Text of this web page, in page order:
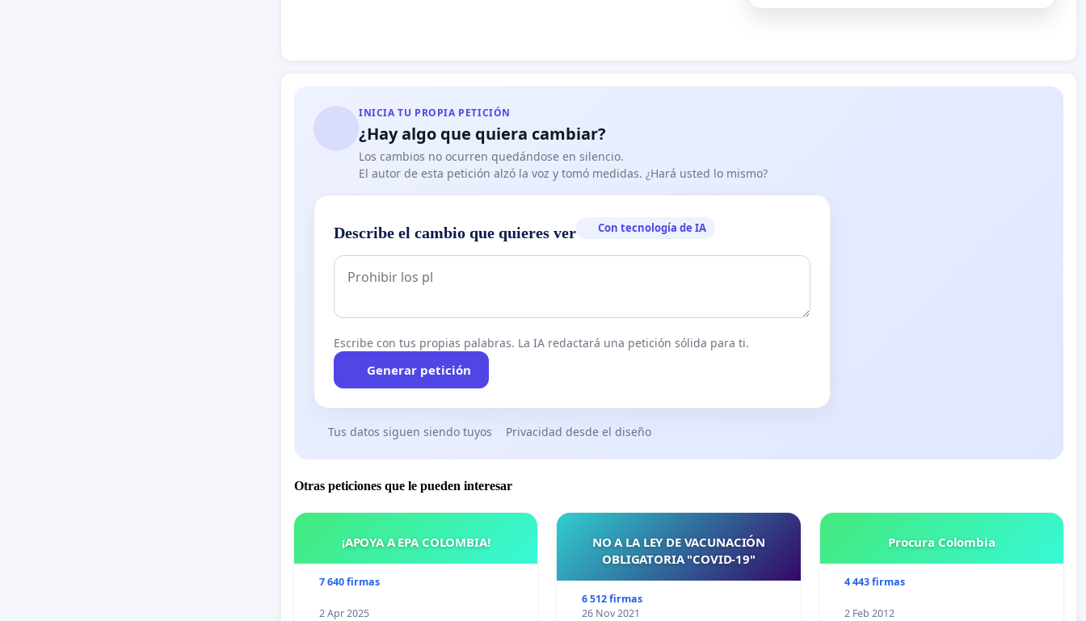
INICIA TU PROPIA PETICIÓN
¿Hay algo que quiera cambiar?
Los cambios no ocurren quedándose en silencio.
El autor de esta petición alzó la voz y tomó medidas. ¿Hará usted lo mismo?
Describe el cambio que quieres ver Con tecnología de IA
Escribe con tus propias palabras. La IA redactará una petición sólida para ti.
Generar petición
Tus datos siguen siendo tuyos Privacidad desde el diseño
Otras peticiones que le pueden interesar
¡APOYA A EPA COLOMBIA!
7 640 firmas
2 Apr 2025
NO A LA LEY DE VACUNACIÓN
OBLIGATORIA "COVID-19"
6 512 firmas
26 Nov 2021
Procura Colombia
4 443 firmas
2 Feb 2012